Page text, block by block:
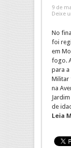
9 de
Deixe
No
foi
em
fogo.
para a
Militar
na
de
Leia